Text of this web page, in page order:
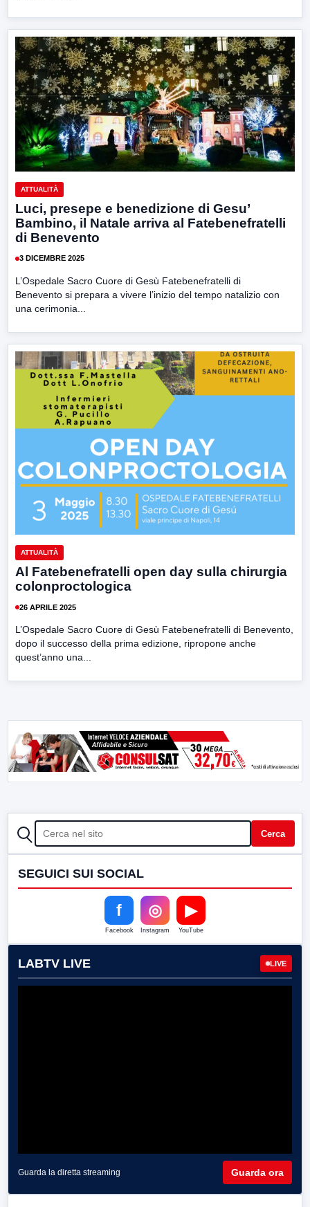
ATTUALITÀ
Luci, presepe e benedizione di Gesu’
Bambino, il Natale arriva al Fatebenefratelli
di Benevento
3 DICEMBRE 2025
L’Ospedale Sacro Cuore di Gesù Fatebenefratelli di
Benevento si prepara a vivere l’inizio del tempo natalizio con
una cerimonia...
ATTUALITÀ
Al Fatebenefratelli open day sulla chirurgia
colonproctologica
26 APRILE 2025
L’Ospedale Sacro Cuore di Gesù Fatebenefratelli di Benevento,
dopo il successo della prima edizione, ripropone anche
quest’anno una...
CERCA Cerca
SEGUICI SUI SOCIAL
f
Facebook
◎
Instagram
▶
YouTube
LABTV LIVE LIVE
Guarda la diretta streaming Guarda ora